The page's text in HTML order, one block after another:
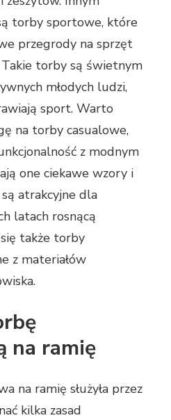
torby sportowe, które
przegrody na sprzęt
torby są świetnym
młodych ludzi,
sport. Warto
na torby casualowe,
z modnym
one ciekawe wzory i
atrakcyjne dla
latach rosnącą
także torby
z materiałów
na ramię
na ramię służyła przez
kilka zasad